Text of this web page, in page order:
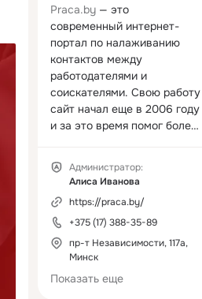
Praca.by — это
современный интернет-
портал по налаживанию
контактов между
работодателями и
соискателями. Свою работу
сайт начал еще в 2006 году
и за это время помог более
работу. Благодаря порталу,
работодатели смогли
вакансии
квалифицированными
сотрудниками.
Администратор:
Алиса Иванова
https://praca.by/
+375 (17) 388-35-89
пр-т Независимости, 117а,
Минск
Показать еще